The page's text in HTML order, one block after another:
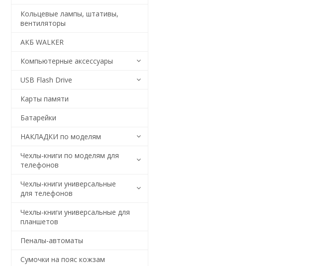
Кольцевые лампы, штативы,
вентиляторы
АКБ WALKER
Компьютерные аксессуары
USB Flash Drive
Карты памяти
Батарейки
НАКЛАДКИ по моделям
Чехлы-книги по моделям для
телефонов
Чехлы-книги универсальные
для телефонов
Чехлы-книги универсальные для
планшетов
Пеналы-автоматы
Сумочки на пояс кожзам